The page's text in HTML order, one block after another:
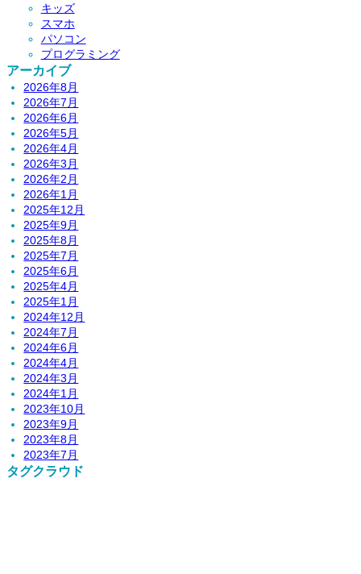
キッズ
スマホ
パソコン
プログラミング
アーカイブ
2026年8月
2026年7月
2026年6月
2026年5月
2026年4月
2026年3月
2026年2月
2026年1月
2025年12月
2025年9月
2025年8月
2025年7月
2025年6月
2025年4月
2025年1月
2024年12月
2024年7月
2024年6月
2024年4月
2024年3月
2024年1月
2023年10月
2023年9月
2023年8月
2023年7月
タグクラウド